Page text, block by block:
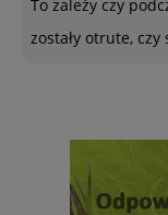
To zależy czy
zostały otrute,